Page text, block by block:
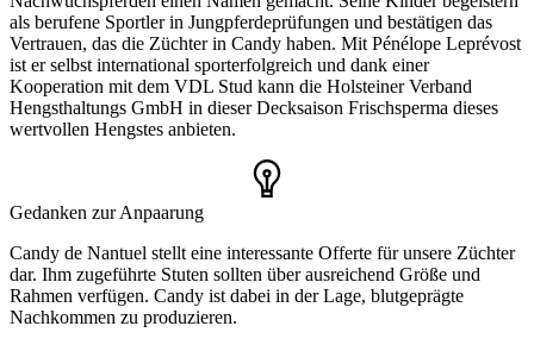
als berufene Sportler in Jungpferdeprüfungen und bestätigen das
Vertrauen, das die Züchter in Candy haben. Mit Pénélope Leprévost
ist er selbst international sporterfolgreich und dank einer
Kooperation mit dem VDL Stud kann die Holsteiner Verband
Hengsthaltungs GmbH in dieser Decksaison Frischsperma dieses
wertvollen Hengstes anbieten.
Gedanken zur Anpaarung
Candy de Nantuel stellt eine interessante Offerte für unsere Züchter
dar. Ihm zugeführte Stuten sollten über ausreichend Größe und
Rahmen verfügen. Candy ist dabei in der Lage, blutgeprägte
Nachkommen zu produzieren.